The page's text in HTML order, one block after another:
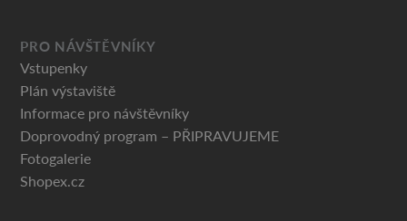
PRO NÁVŠTĚVNÍKY
Vstupenky
Plán výstaviště
Informace pro návštěvníky
Doprovodný program – PŘIPRAVUJEME
Fotogalerie
Shopex.cz